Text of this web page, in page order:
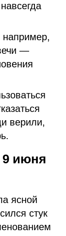
например,
—
верили,
июня
ясной
стук